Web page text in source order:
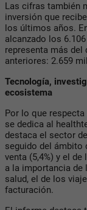
Las cifras también
inversión que
los últimos años.
alcanzado los
representa más
anteriores: 2.659
Tecnología,
ecosistema
Por lo que
se dedica al
destaca el sector
seguido del ámbito
venta (5,4%) y el
a la importancia de
salud, el de los
facturación.